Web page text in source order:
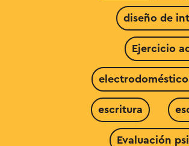
diseño de
Ejercicio
escritura
Evaluación